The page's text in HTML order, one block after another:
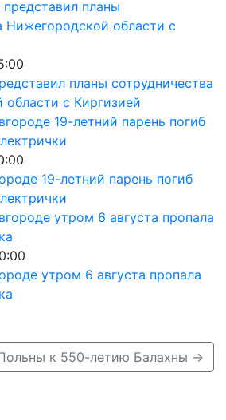
планы сотрудничества
с Киргизией
19-летний парень погиб
утром 6 августа пропала
к 550-летию Балахны →